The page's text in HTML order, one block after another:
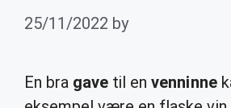
25/11/2022 by
En bra gave til envenninne